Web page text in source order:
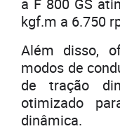
a F 800 GS
kgf.m a 6.750
Além disso,
modos de
de tração
otimizado
dinâmica.